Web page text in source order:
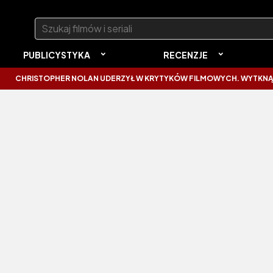
Szukaj:
PUBLICYSTYKA RECENZJE
NOLAN UDERZYŁ W KRYTYKÓW FILMOWYCH. WYTKNĄŁ IM